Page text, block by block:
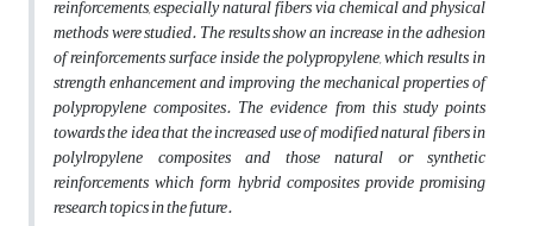
reinforcements, especially natural fibers via chemical and physical
methods were studied. The results show an increase in the adhesion
of reinforcements surface inside the polypropylene, which results in
strength enhancement and improving the mechanical properties of
polypropylene composites. The evidence from this study points
towards the idea that the increased use of modified natural fibers in
polylropylene composites and those natural or synthetic
reinforcements which form hybrid composites provide promising
research topics in the future.